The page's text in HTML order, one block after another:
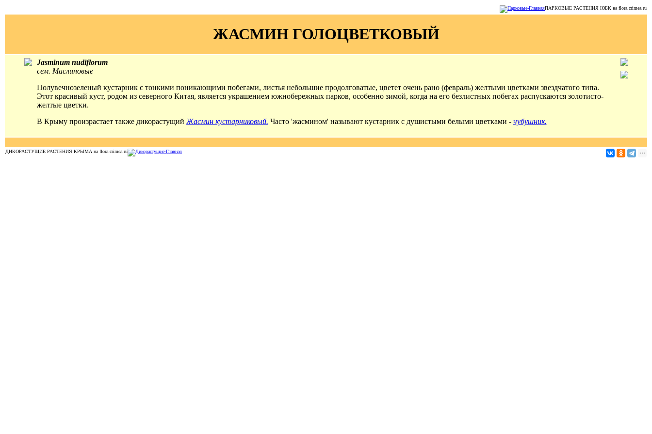
ПАРКОВЫЕ РАСТЕНИЯ ЮБК на flora.crimea.ru
ЖАСМИН ГОЛОЦВЕТКОВЫЙ
Jasminum nudiflorum
сем. Маслиновые
Полувечнозеленый кустарник с тонкими поникающими побегами, листья небольшие продолговатые, цветет очень рано (февраль) желтыми цветками звездчатого типа.
Этот красивый куст, родом из северного Китая, является украшением южнобережных парков, особенно зимой, когда на его безлистных побегах распускаются золотисто-
желтые цветки.
В Крыму произрастает также дикорастущий Жасмин кустарниковый. Часто 'жасмином' называют кустарник с душистыми белыми цветками - чубушник.
ДИКОРАСТУЩИЕ РАСТЕНИЯ КРЫМА на flora.crimea.ru